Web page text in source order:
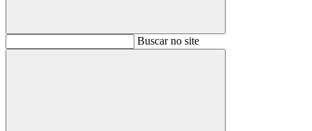
BuscarBuscar no site